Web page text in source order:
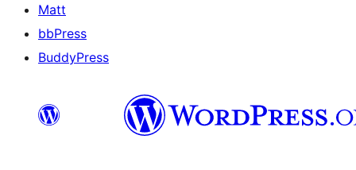
Matt
bbPress
BuddyPress